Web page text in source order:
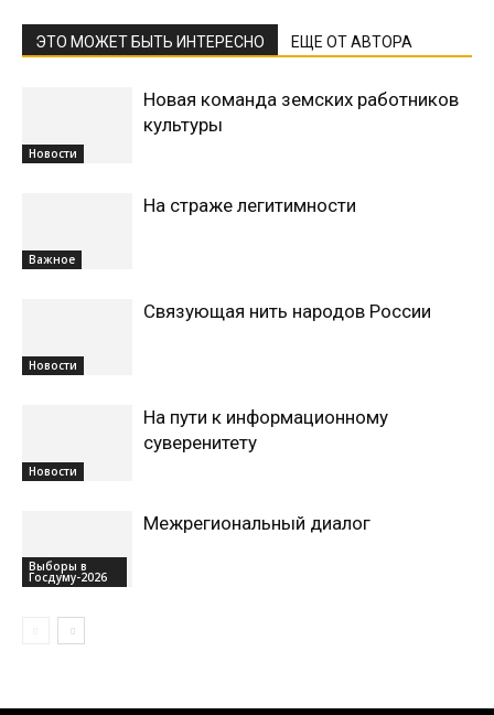
ЭТО МОЖЕТ БЫТЬ ИНТЕРЕСНО ЕЩЕ ОТ АВТОРА
Новости
Новая команда земских работников
культуры
Важное
На страже легитимности
Новости
Связующая нить народов России
Новости
На пути к информационному
суверенитету
Выборы в
Госдуму-2026
Межрегиональный диалог